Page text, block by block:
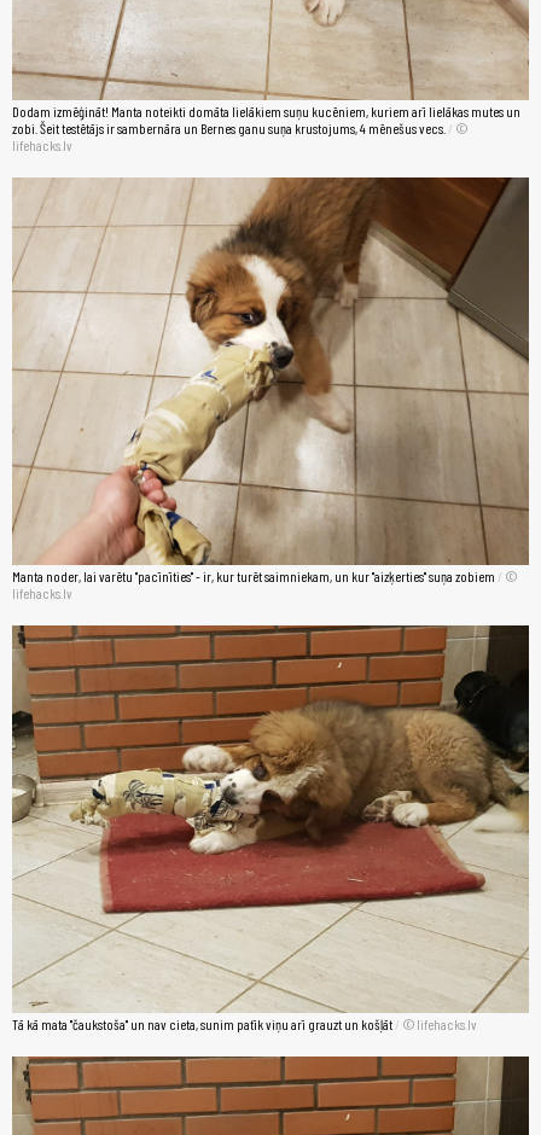
Dodam izmēģināt! Manta noteikti domāta lielākiem suņu kucēniem, kuriem arī lielākas mutes un
zobi. Šeit testētājs ir sambernāra un Bernes ganu suņa krustojums, 4 mēnešus vecs. /
lifehacks.lv
Manta noder, lai varētu "pacīnīties" - ir, kur turēt saimniekam, un kur "aizķerties" suņa zobiem /
lifehacks.lv
Tā kā mata "čaukstoša" un nav cieta, sunim patīk viņu arī grauzt un košļāt / lifehacks.lv